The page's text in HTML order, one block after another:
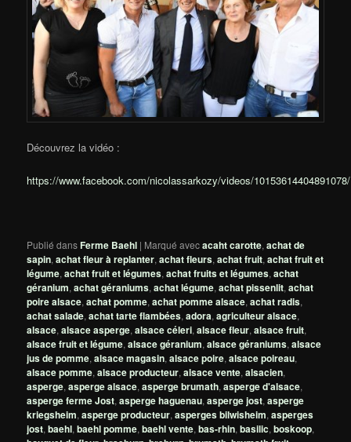
Découvrez la vidéo :
https://www.facebook.com/nicolassarkozy/videos/10153614404891078/
Publié dansFerme Baehl | Marqué avecacaht carotte,achat de
sapin,achat fleur à replanter,achat fleurs,achat fruit,achat fruit et
légume,achat fruit et légumes,achat fruits et légumes,achat
géranium,achat géraniums,achat légume,achat pissenlit,achat
poire alsace,achat pomme,achat pomme alsace,achat radis,
achat salade,achat tarte flambées,adora,agriculteur alsace,
alsace,alsace asperge,alsace céleri,alsace fleur,alsace fruit,
alsace fruit et légume,alsace géranium,alsace géraniums,alsace
jus de pomme,alsace magasin,alsace poire,alsace poireau,
alsace pomme,alsace producteur,alsace vente,alsacien,
asperge,asperge alsace,asperge brumath,asperge d'alsace,
asperge ferme Jost,asperge haguenau,asperge jost,asperge
kriegsheim,asperge producteur,asperges bilwisheim,asperges
jost,baehl,baehl pomme,baehl vente,bas-rhin,basilic,boskoop,